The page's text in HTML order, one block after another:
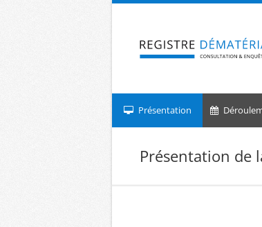
Aller au contenu
Présentation
Présentation de